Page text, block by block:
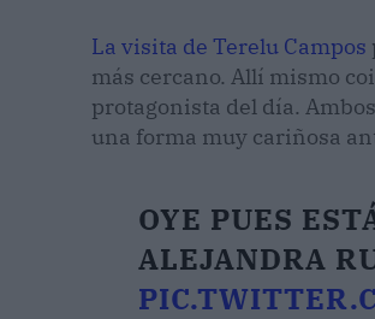
La visita de Terelu Campos
más cercano. Allí mismo
protagonista del día.
una forma muy cariñosa
OYE PUES
ALEJANDRA